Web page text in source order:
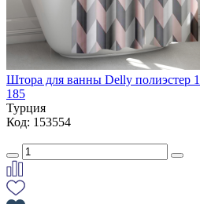
Штора для ванны Delly полиэстер
185
Турция
Код: 153554